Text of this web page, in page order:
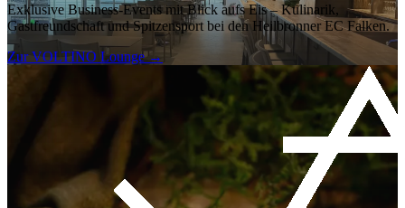
Exklusive Business-Events mit Blick aufs Eis – Kulinarik,
Gastfreundschaft und Spitzensport bei den Heilbronner EC Falken.
Zur VOLTINO Lounge →